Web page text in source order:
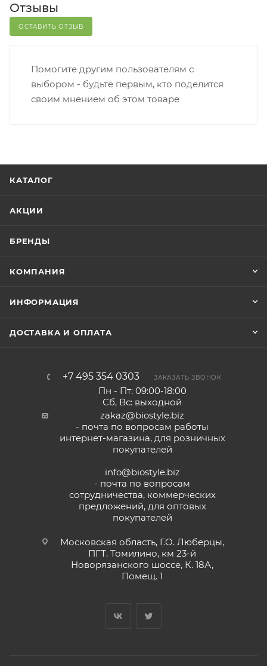
Отзывы
ОСТАВИТЬ ОТЗЫВ
Помогите другим пользователям с
выбором - будьте первым, кто поделится
своим мнением об этом товаре
КАТАЛОГ
АКЦИИ
БРЕНДЫ
КОМПАНИЯ
ИНФОРМАЦИЯ
ДОСТАВКА И ОПЛАТА
+7 495 354 0303 ЗАКАЗАТЬ ЗВОНОК
Пн - Пт: 09:00-18:00
Сб, Вс: выходной
zakaz@biostyle.biz
- почта по вопросам работы
интернет-магазина, для розничных
покупателей
info@biostyle.biz
- почта по вопросам
сотрудничества, коммерческих
предложений, для оптовых
покупателей
Московская область, Г.О. Люберцы,
ПГТ. Томилино, км 23-й
Новорязанского шоссе, К. 18А,
Помещ. 1